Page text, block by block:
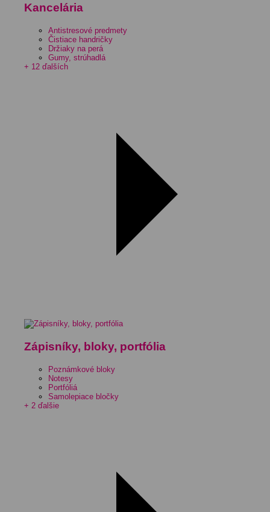
Kancelária
Antistresové predmety
Čistiace handričky
Držiaky na perá
Gumy, strúhadlá
+ 12 ďalších
Zápisníky, bloky, portfólia
Poznámkové bloky
Notesy
Portfóliá
Samolepiace bločky
+ 2 ďalšie